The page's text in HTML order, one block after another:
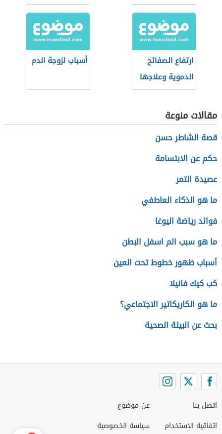
ارتفاع الصفائح
الدموية وعلاجها
أسباب لزوجة الدم
مقالات منوعة
قصة الشاطر حسن
حكم عن الابتسامة
عصيدة التمر
ما هو الذكاء العاطفي
فوائد رياضة اليوغا
ما هو سبب الم اسفل البطن
أسباب ظهور خطوط تحت العين
كب كيك فانيلا
ما هو الكاريكاتير الاجتماعي؟
بحث عن البيئة الصحية
اتصل بنا
اتفاقية الاستخدام
عن موضوع
سياسة الخصوصية